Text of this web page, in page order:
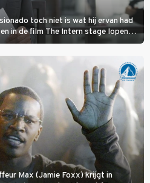
toch niet is wat hij ervan had
in de film The Intern stage lopen
wat een gouden zet blijkt te zijn.
Max (Jamie Foxx) krijgt in